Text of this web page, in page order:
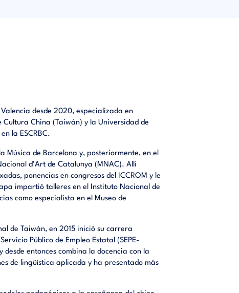
desde 2020, especializada en
China (Taiwán) y la Universidad de
la ESCRBC.
Música de Barcelona y, posteriormente, en el
d’Art de Catalunya (MNAC). Allí
ponencias en congresos del ICCROM y le
impartió talleres en el Instituto Nacional de
como especialista en el Museo de
de Taiwán, en 2015 inició su carrera
Público de Empleo Estatal (SEPE-
desde entonces combina la docencia con la
de lingüística aplicada y ha presentado más